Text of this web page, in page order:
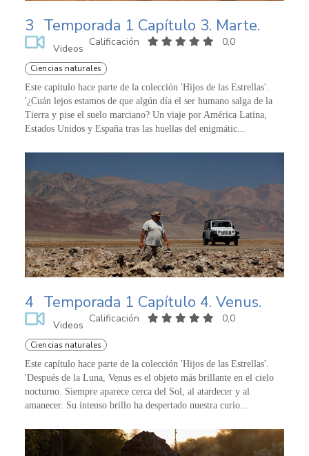
3 Temporada 1 Capítulo 3. Marte.
Videos
Calificación 0,0
Ciencias naturales
Este capítulo hace parte de la colección 'Hijos de las Estrellas'.
'¿Cuán lejos estamos de que algún día el ser humano salga de la
Tierra y pise el suelo marciano? Un viaje por América Latina,
Estados Unidos y España tras las huellas del enigmátic...
4 Temporada 1 Capítulo 4. Venus.
Videos
Calificación 0,0
Ciencias naturales
Este capítulo hace parte de la colección 'Hijos de las Estrellas'.
'Después de la Luna, Venus es el objeto más brillante en el cielo
nocturno. Siempre aparece cerca del Sol, al atardecer y al
amanecer. Su intenso brillo ha despertado nuestra curio...